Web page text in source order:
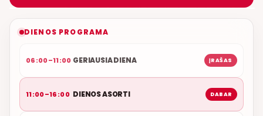
DIENOS PROGRAMA
06:00–11:00 GERIAUSIA DIENA ĮRAŠAS
11:00–16:00 DIENOS ASORTI DABAR